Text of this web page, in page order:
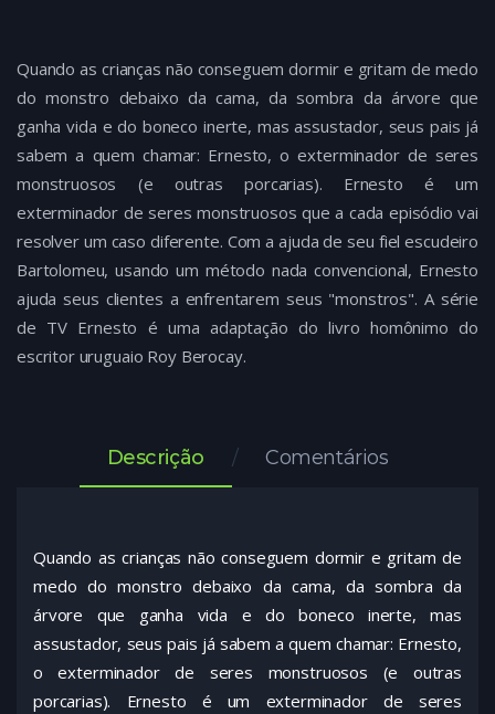
Quando as crianças não conseguem dormir e gritam de medo
do monstro debaixo da cama, da sombra da árvore que
ganha vida e do boneco inerte, mas assustador, seus pais já
sabem a quem chamar: Ernesto, o exterminador de seres
monstruosos (e outras porcarias). Ernesto é um
exterminador de seres monstruosos que a cada episódio vai
resolver um caso diferente. Com a ajuda de seu fiel escudeiro
Bartolomeu, usando um método nada convencional, Ernesto
ajuda seus clientes a enfrentarem seus "monstros". A série
de TV Ernesto é uma adaptação do livro homônimo do
escritor uruguaio Roy Berocay.
Descrição Comentários
Quando as crianças não conseguem dormir e gritam de
medo do monstro debaixo da cama, da sombra da
árvore que ganha vida e do boneco inerte, mas
assustador, seus pais já sabem a quem chamar: Ernesto,
o exterminador de seres monstruosos (e outras
porcarias). Ernesto é um exterminador de seres